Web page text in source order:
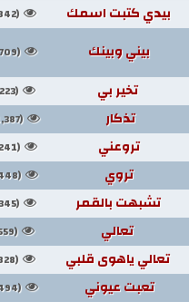
بيدي كتبت اسمك (3,842)
بيني وبينك (4,709)
تخير بي (4,223)
تذكار (21,387)
تروعني (6,241)
تروي (3,448)
تشبهت بالقمر (1,345)
تعالي (5,559)
تعالي ياهوى قلبي (5,828)
تعبت عيوني (2,494)